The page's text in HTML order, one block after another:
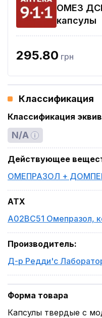
ОМЕЗ
капсулы
295.80 грн
Классификация
Классификация
N/A
Действующее
ОМЕПРАЗОЛ +
ATX
A02BC51 Омепразол,
Производитель:
Д-р Редди'с
Форма товара
Капсулы твердые с